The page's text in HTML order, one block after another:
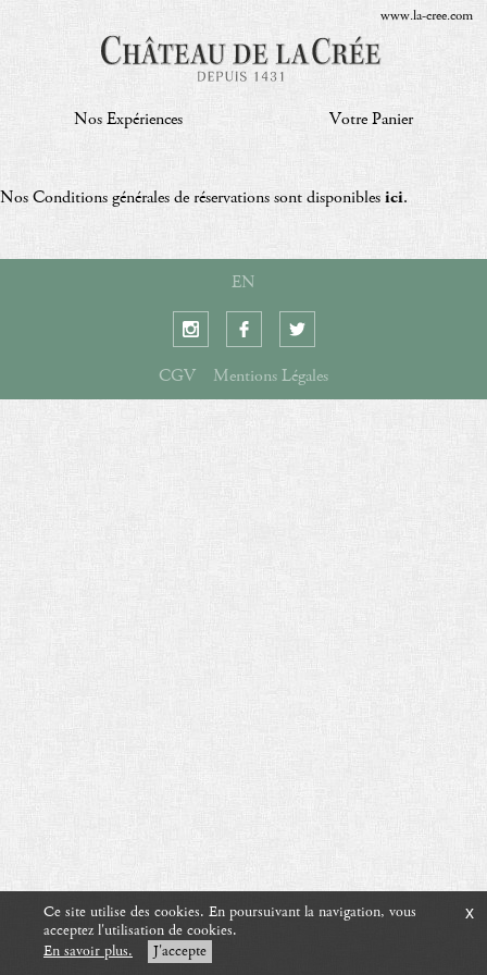
www.la-cree.com
Nos Expériences Votre Panier
Nos Conditions générales de réservations sont disponiblesici.
EN
CGV
Mentions Légales
Ce site utilise des cookies. En poursuivant la navigation, vous
acceptez l'utilisation de cookies.
En savoir plus.
J'accepte
x